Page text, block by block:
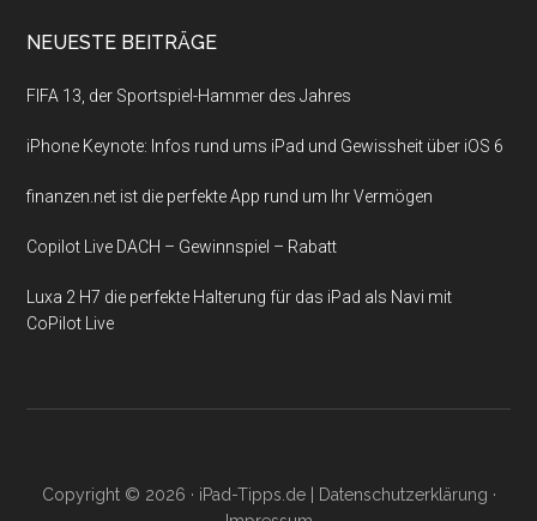
NEUESTE BEITRÄGE
FIFA 13, der Sportspiel-Hammer des Jahres
iPhone Keynote: Infos rund ums iPad und Gewissheit über iOS 6
finanzen.net ist die perfekte App rund um Ihr Vermögen
Copilot Live DACH – Gewinnspiel – Rabatt
Luxa 2 H7 die perfekte Halterung für das iPad als Navi mit
CoPilot Live
Copyright © 2026 · iPad-Tipps.de| Datenschutzerklärung ·